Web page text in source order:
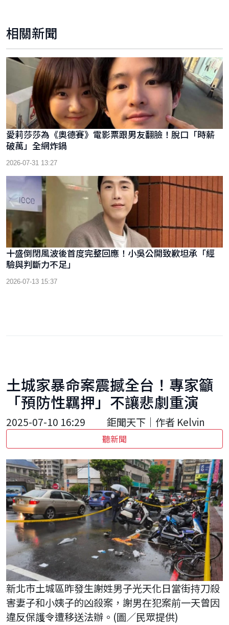
相關新聞
愛莉莎莎為《奧德賽》電影票跟男友翻臉！脫口「時薪
破萬」全網炸鍋
2026-07-31 13:27
十盛倒閉風波後首度完整回應！小吳公開致歉坦承「經
驗與判斷力不足」
2026-07-13 15:37
土城家暴命案震撼全台！專家籲
「預防性羈押」不讓悲劇重演
2025-07-10 16:29 鉅聞天下｜作者 Kelvin
聽新聞
新北市土城區昨發生謝姓男子光天化日當街持刀殺
害妻子和小姨子的凶殺案，謝男在犯案前一天曾因
違反保護令遭移送法辦。(圖／民眾提供)